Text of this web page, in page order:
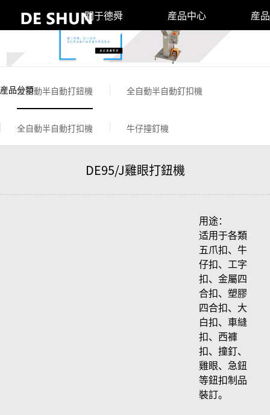
關于德舜 産品中心 産
産品分類全自動半自動打鈕機 全自動半自動釘扣機
全自動半自動打扣機 牛仔撞釘機
DE95/J雞眼打鈕機
用途：
适用于各類
五爪扣、牛
仔扣、工字
扣、金屬四
合扣、塑膠
四合扣、大
白扣、車縫
扣、西褲
扣、撞釘、
雞眼、急鈕
等鈕扣制品
裝訂。